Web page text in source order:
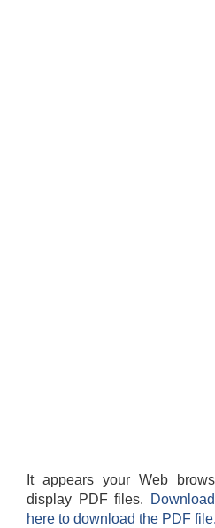
It appears your Web
display PDF files.
here to download the PDF file.